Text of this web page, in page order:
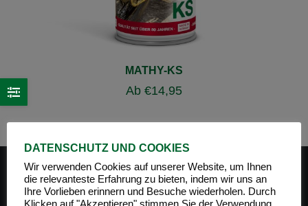
MATHY-KS
Ab €14,95
PRODUKT-KATEGORIEN
DATENSCHUTZ UND COOKIES
Wir verwenden Cookies auf unserer Website, um Ihnen
die relevanteste Erfahrung zu bieten, indem wir uns an
Ihre Vorlieben erinnern und Besuche wiederholen. Durch